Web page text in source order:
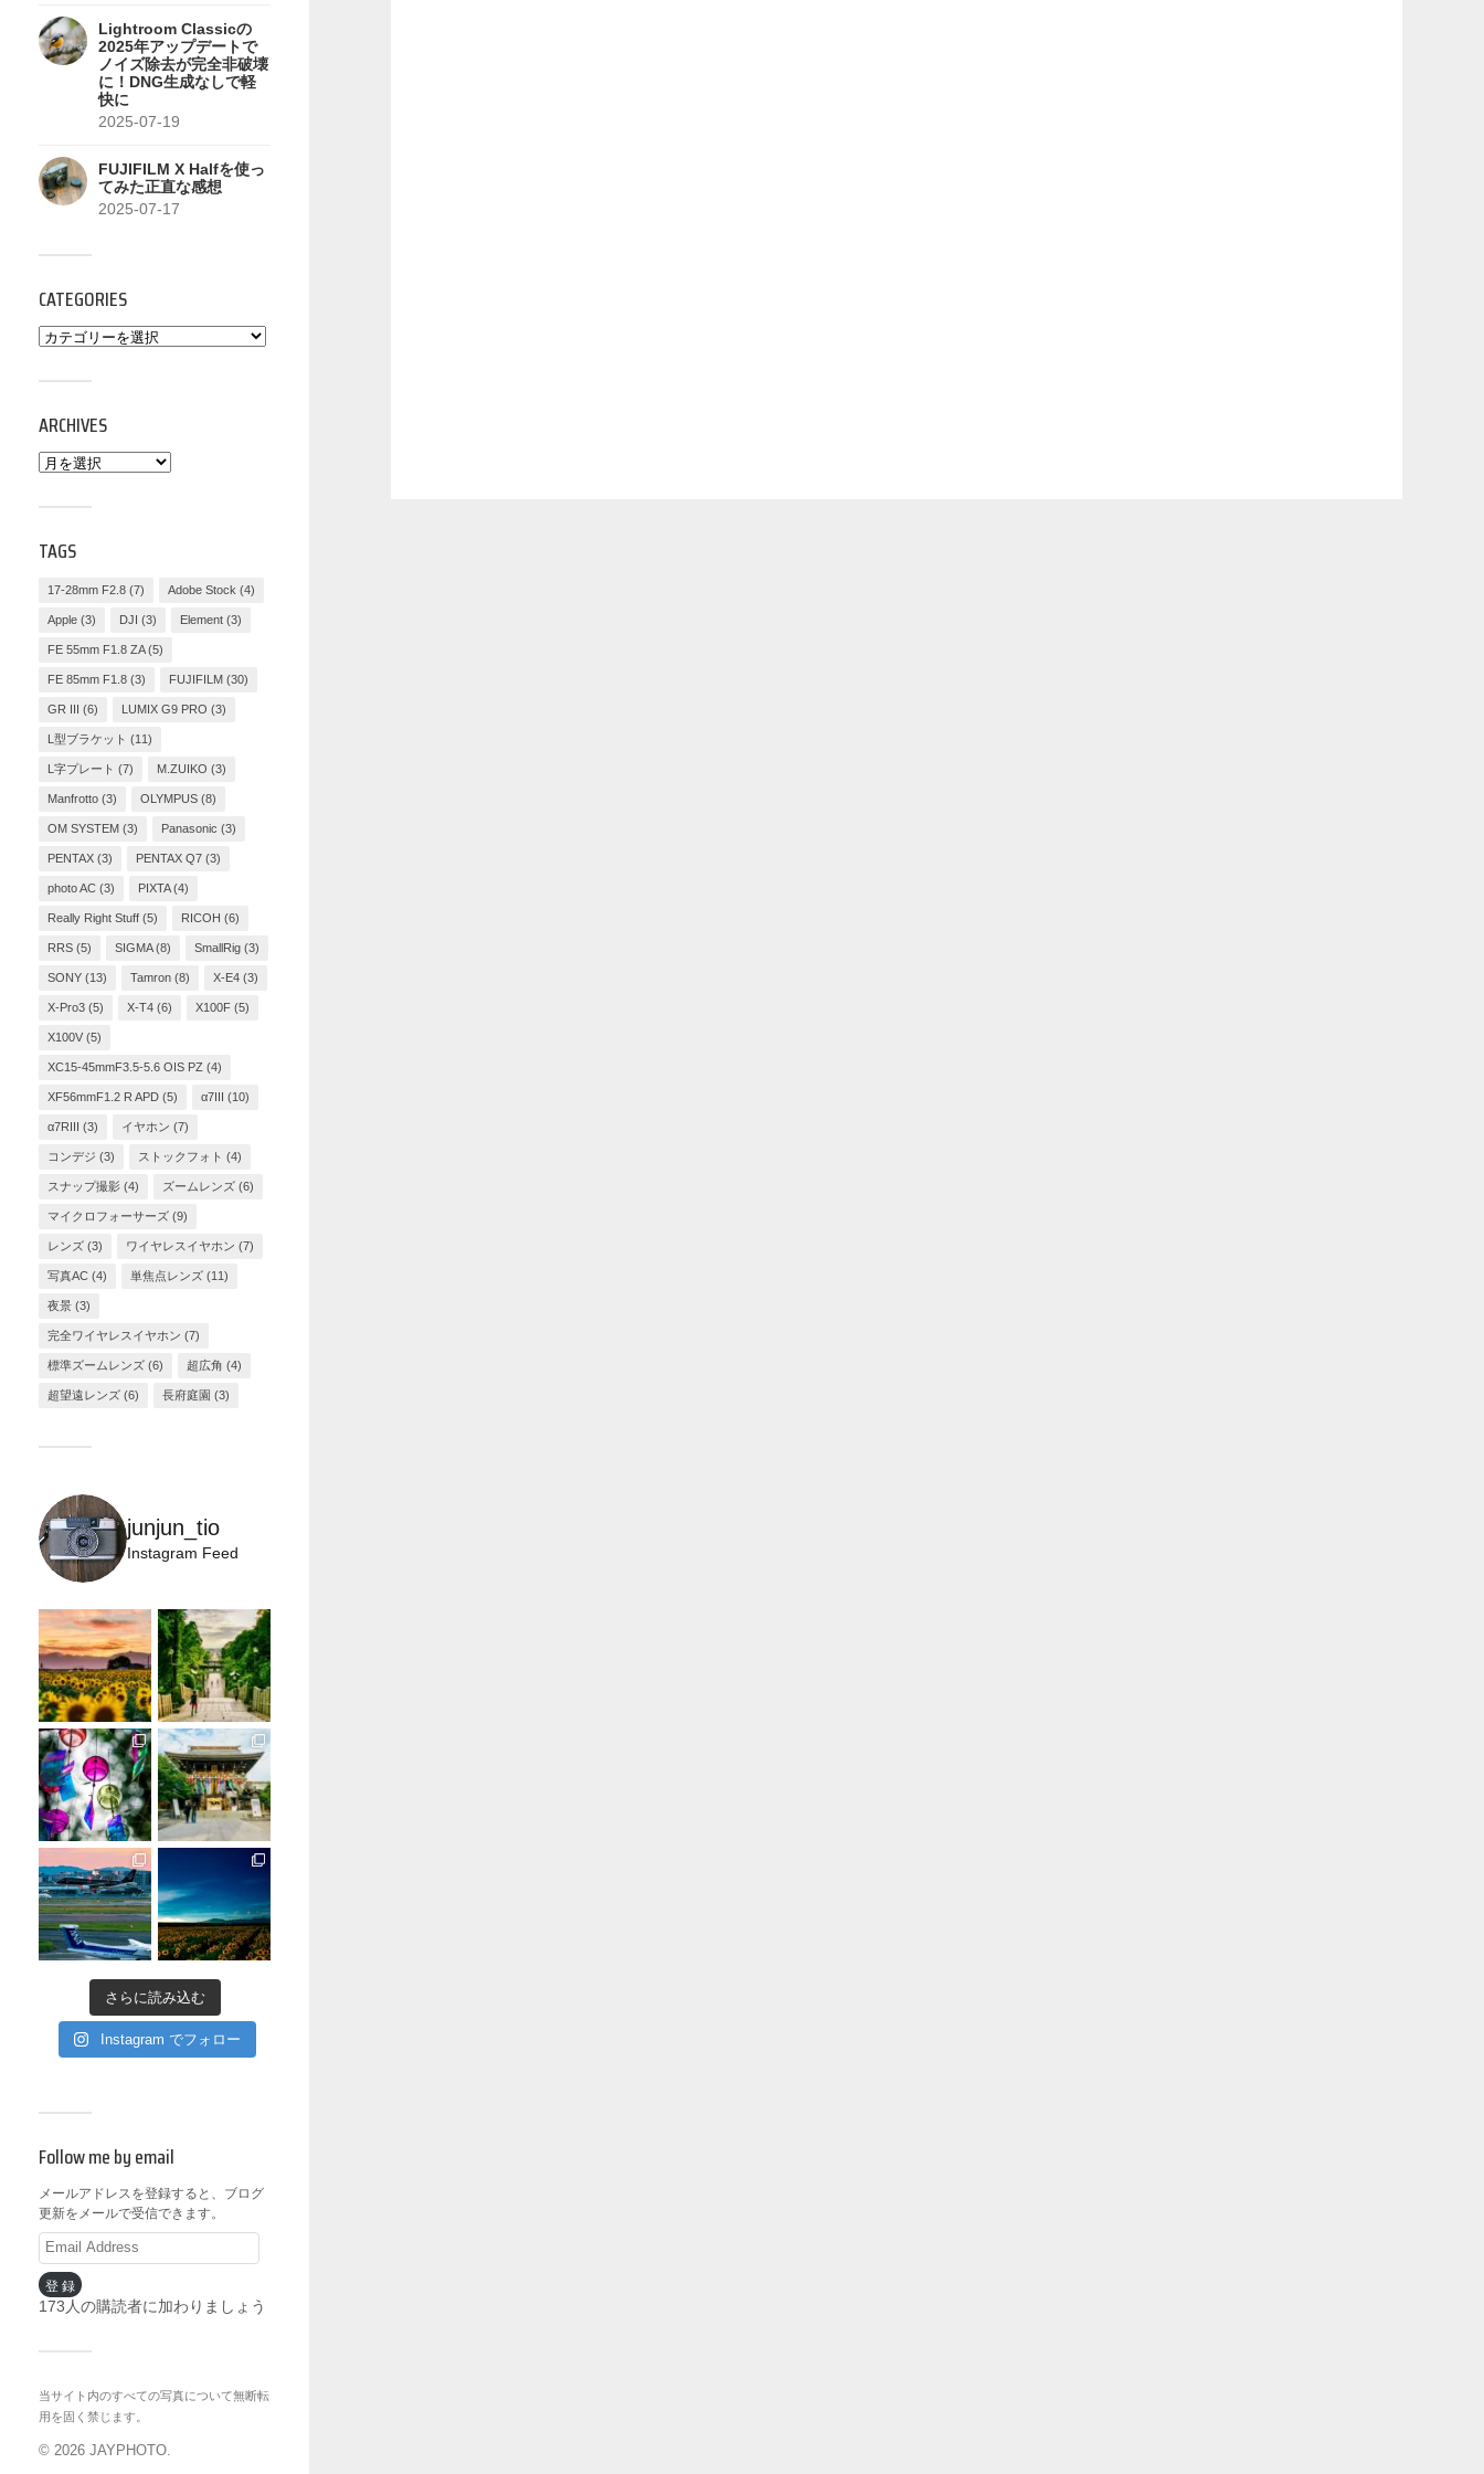
Lightroom Classicの
2025年アップデートで
ノイズ除去が完全非破壊
に！DNG生成なしで軽
快に
2025-07-19
FUJIFILM X Halfを使っ
てみた正直な感想
2025-07-17
CATEGORIES
ARCHIVES
TAGS
17-28mm F2.8 (7) Adobe Stock (4)
Apple (3) DJI (3) Element (3)
FE 55mm F1.8 ZA(5)
FE 85mm F1.8 (3) FUJIFILM (30)
GR III (6) LUMIX G9 PRO (3)
L型ブラケット (11)
L字プレート (7) M.ZUIKO (3)
Manfrotto (3) OLYMPUS (8)
OM SYSTEM (3) Panasonic (3)
PENTAX (3) PENTAX Q7 (3)
photo AC (3) PIXTA(4)
Really Right Stuff (5) RICOH (6)
RRS (5) SIGMA(8) SmallRig (3)
SONY (13) Tamron (8) X-E4 (3)
X-Pro3 (5) X-T4 (6) X100F (5)
X100V (5)
XC15-45mmF3.5-5.6 OIS PZ (4)
XF56mmF1.2 R APD (5) α7III (10)
α7RIII (3) イヤホン (7)
コンデジ (3) ストックフォト (4)
スナップ撮影 (4) ズームレンズ (6)
マイクロフォーサーズ (9)
レンズ (3) ワイヤレスイヤホン (7)
写真AC (4) 単焦点レンズ (11)
夜景 (3)
完全ワイヤレスイヤホン (7)
標準ズームレンズ (6) 超広角 (4)
超望遠レンズ (6) 長府庭園 (3)
junjun_tio
Instagram Feed
さらに読み込む
Instagram でフォロー
Follow me by email
メールアドレスを登録すると、ブログ
更新をメールで受信できます。
登録
173人の購読者に加わりましょう
当サイト内のすべての写真について無断転
用を固く禁じます。
© 2026 JAYPHOTO.